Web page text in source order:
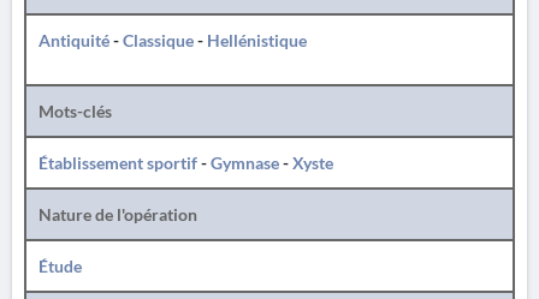
Antiquité-Classique- Hellénistique
Mots-clés
Établissement sportif-Gymnase-Xyste
Nature de l'opération
Étude